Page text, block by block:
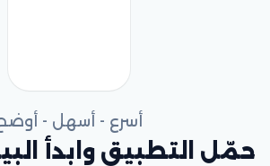
أسرع - أسهل -
حمّل التطبيق وابدأ